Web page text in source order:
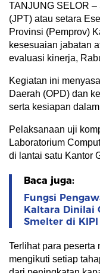
TANJUNG SELOR
(JPT) atau setara
Provinsi (Pemprov)
kesesuaian jabatan
evaluasi kinerja,
Kegiatan ini
Daerah (OPD) dan
serta kesiapan
Pelaksanaan uji
Laboratorium
di lantai satu Kantor
Baca juga:
Fungsi
Kaltara Dinilai
Smelter di
Terlihat para peserta
mengikuti setiap